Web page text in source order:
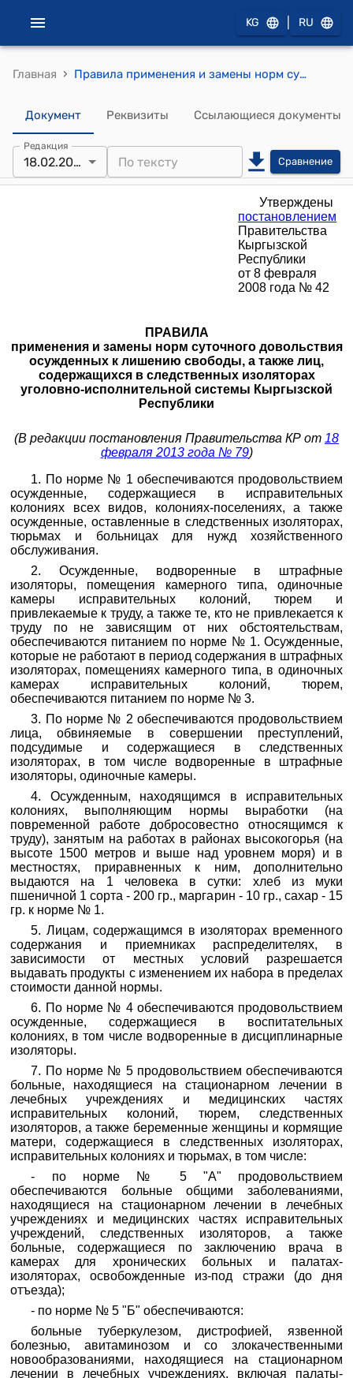
KG RU
Главная › Правила применения и замены норм суточного довольствия осужденных к лишению свободы, а также лиц, содержащихся в следственных изоляторах уголовно-исполнительной системы Министерства юстиции Кыргызской Республики (утвержден постановлением Правительства Кыргызской Республики от 8 февраля 2008 года № 42)
Документ Реквизиты Ссылающиеся документы
Редакция
18.02.2013 Сравнение